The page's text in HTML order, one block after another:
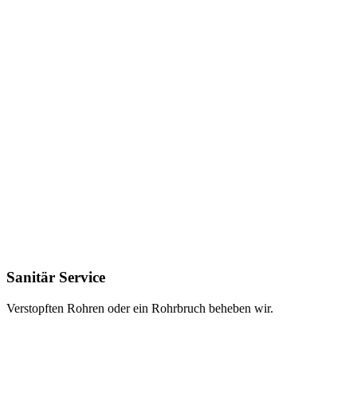
Sanitär Service
Verstopften Rohren oder ein Rohrbruch beheben wir.